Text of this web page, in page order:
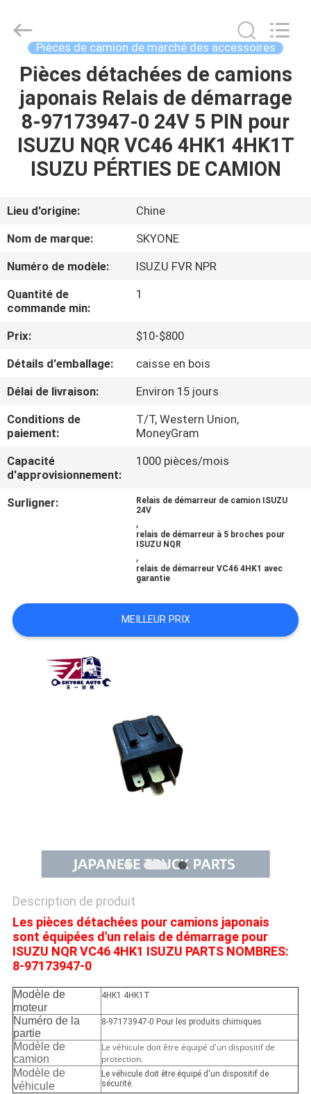
MAISON
PRODUITS
DE
NOUS
VISITE
D'USINE
CONTRÔLE
DE
QUALITÉ
CONTACTEZ-
NOUS
NOUVELLES
CITATION
PLAN
Technology
Reserved.
Pièces de camion de marché des accessoires
Pièces détachées de camions
japonais Relais de démarrage
8-97173947-0 24V 5 PIN pour
ISUZU NQR VC46 4HK1 4HK1T
ISUZU PÉRTIES DE CAMION
Lieu d'origine:
Chine
Nom de marque:
SKYONE
Numéro de modèle:
ISUZU FVR NPR
Quantité de
commande min:
1
Prix:
$10-$800
Détails d'emballage:
caisse en bois
Délai de livraison:
Environ 15 jours
Conditions de
paiement:
T/T, Western Union,
MoneyGram
Capacité
d'approvisionnement:
1000 pièces/mois
Surligner:
Relais de démarreur de camion ISUZU
24V
,
relais de démarreur à 5 broches pour
ISUZU NQR
,
relais de démarreur VC46 4HK1 avec
garantie
MEILLEUR PRIX
Description de produit
Les pièces détachées pour camions japonais
sont équipées d'un relais de démarrage pour
ISUZU NQR VC46 4HK1 ISUZU PARTS NOMBRES:
8-97173947-0
Modèle de
moteur
4HK1 4HK1T
Numéro de la
partie
8-97173947-0 Pour les produits chimiques
Modèle de
camion
Le véhicule doit être équipé d'un dispositif de
protection.
Modèle de
véhicule
Le véhicule doit être équipé d'un dispositif de
sécurité.